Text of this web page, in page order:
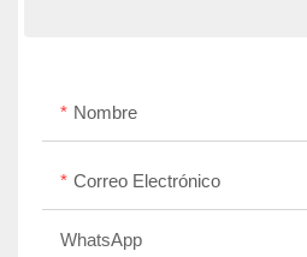
Nombre
Correo Electrónico
WhatsApp